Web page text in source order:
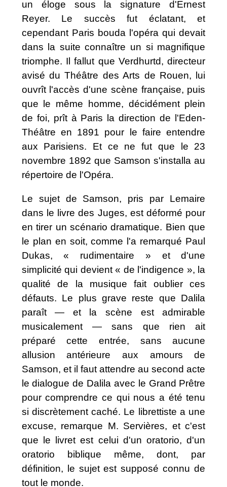
un éloge sous la signature d'Ernest
Reyer. Le succès fut éclatant, et
cependant Paris bouda l'opéra qui devait
dans la suite connaître un si magnifique
triomphe. Il fallut que Verdhurtd, directeur
avisé du Théâtre des Arts de Rouen, lui
ouvrît l'accès d'une scène française, puis
que le même homme, décidément plein
de foi, prît à Paris la direction de l'Eden-
Théâtre en 1891 pour le faire entendre
aux Parisiens. Et ce ne fut que le 23
novembre 1892 que Samson s'installa au
répertoire de l'Opéra.
Le sujet de Samson, pris par Lemaire
dans le livre des Juges, est déformé pour
en tirer un scénario dramatique. Bien que
le plan en soit, comme l'a remarqué Paul
Dukas, « rudimentaire » et d'une
simplicité qui devient « de l'indigence », la
qualité de la musique fait oublier ces
défauts. Le plus grave reste que Dalila
paraît — et la scène est admirable
musicalement — sans que rien ait
préparé cette entrée, sans aucune
allusion antérieure aux amours de
Samson, et il faut attendre au second acte
le dialogue de Dalila avec le Grand Prêtre
pour comprendre ce qui nous a été tenu
si discrètement caché. Le librettiste a une
excuse, remarque M. Servières, et c'est
que le livret est celui d'un oratorio, d'un
oratorio biblique même, dont, par
définition, le sujet est supposé connu de
tout le monde.